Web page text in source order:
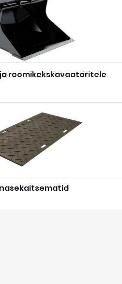
roomikekskavaatoritele